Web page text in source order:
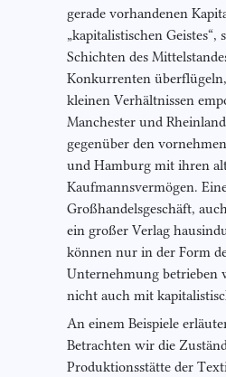
gerade vorhandenen
„kapitalistischen
Schichten des
Konkurrenten
kleinen Verhältnissen
Manchester und
gegenüber den
und Hamburg mit ihren
Kaufmannsvermögen.
Großhandelsgeschäft,
ein großer Verlag
können nur in der Form
Unternehmung betrieben
nicht auch mit
An einem Beispiele
Betrachten wir die
Produktionsstätte der